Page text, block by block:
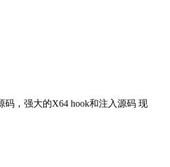
码，强大的X64 hook和注入源码 现